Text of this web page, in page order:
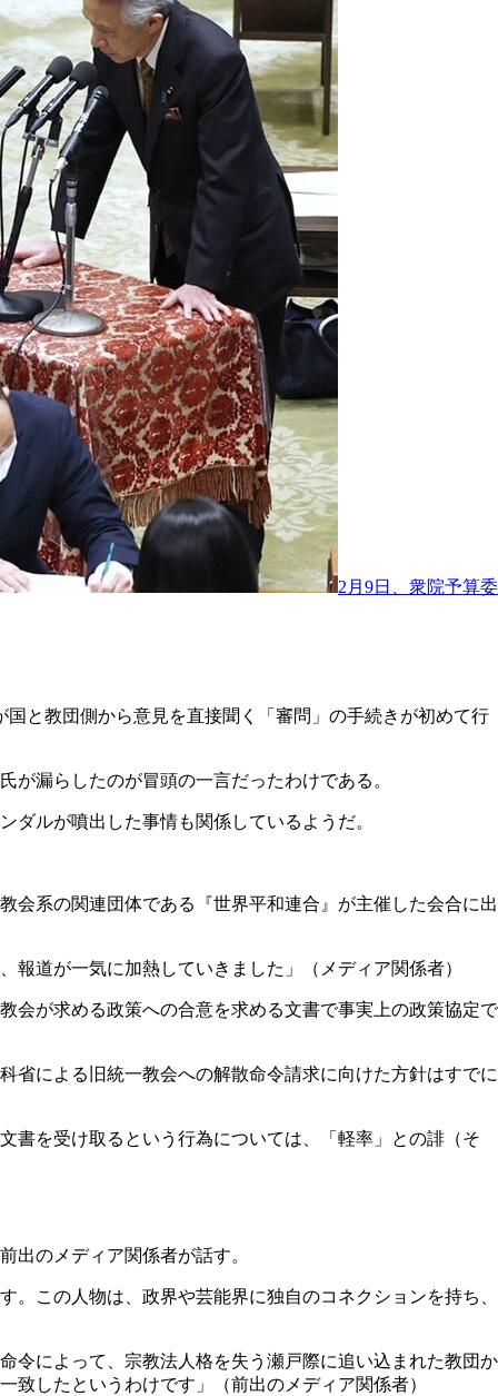
2月9日、衆院予算委
と教団側から意見を直接聞く「審問」の手続きが初めて行
漏らしたのが冒頭の一言だったわけである。
ルが噴出した事情も関係しているようだ。
会系の関連団体である『世界平和連合』が主催した会合に出
道が一気に加熱していきました」（メディア関係者）
会が求める政策への合意を求める文書で事実上の政策協定で
省による旧統一教会への解散命令請求に向けた方針はすでに
書を受け取るという行為については、「軽率」との誹（そ
出のメディア関係者が話す。
この人物は、政界や芸能界に独自のコネクションを持ち、
令によって、宗教法人格を失う瀬戸際に追い込まれた教団か
したというわけです」（前出のメディア関係者）